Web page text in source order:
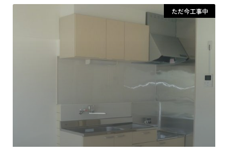
ただ今工事中